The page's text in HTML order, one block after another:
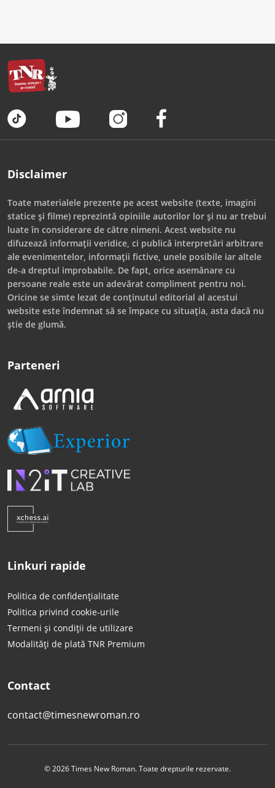
Disclaimer
Toate materialele prezente pe acest website (texte, imagini
statice și filme) reprezintă opiniile autorilor lor și nu ar trebui
luate în considerare de către nimeni. Acest website nu
difuzează informații veridice, ci publică interpretări arbitrare
ale evenimentelor, informații fictive, unele posibile iar altele
de-a dreptul improbabile. De fapt, orice asemănare cu
persoane reale este un adevărat compliment pentru noi.
Oricine se simte lezat de conținutul editorial al acestui
website este îndemnat să se împace cu situația, asta dacă nu
știe de glumă.
Parteneri
Linkuri rapide
Politica de confidențialitate
Politica privind cookie-urile
Termeni și condiții de utilizare
Modalități de plată TNR Premium
Contact
contact@timesnewroman.ro
© 2026 Times New Roman. Toate drepturile rezervate.